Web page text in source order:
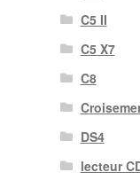
C5 II
C5 X7
C8
DS4
lecteur